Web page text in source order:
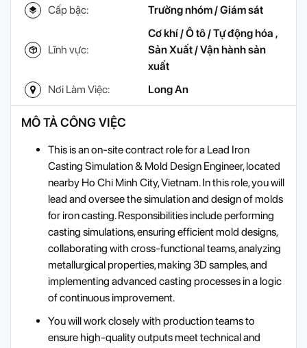
Cấp bậc:
Trưởng nhóm / Giám sát
Lĩnh vực:
Cơ khí / Ô tô / Tự động hóa ,
Sản Xuất / Vận hành sản
xuất
Nơi Làm Việc:
Long An
MÔ TẢ CÔNG VIỆC
This is an on-site contract role for a Lead Iron
Casting Simulation & Mold Design Engineer, located
nearby Ho Chi Minh City, Vietnam. In this role, you will
lead and oversee the simulation and design of molds
for iron casting. Responsibilities include performing
casting simulations, ensuring efficient mold designs,
collaborating with cross-functional teams, analyzing
metallurgical properties, making 3D samples, and
implementing advanced casting processes in a logic
of continuous improvement.
You will work closely with production teams to
ensure high-quality outputs meet technical and